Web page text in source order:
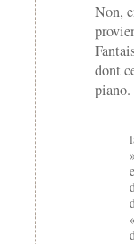
Non,
dont
piano.